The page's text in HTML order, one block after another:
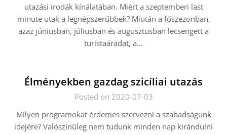
utazási irodák kínálatában. Miért a szeptemberi last
minute utak a legnépszerűbbek? Miután a főszezonban,
azaz júniusban, júliusban és augusztusban lecsengett a
turistaáradat, a…
Élményekben gazdag szicíliai utazás
Posted on 2020-07-03
Milyen programokat érdemes szervezni a szabadságunk
idejére? Valószínűleg nem tudunk minden nap kirándulni